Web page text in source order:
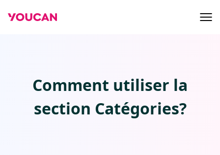
Comment utiliser la
section Catégories?